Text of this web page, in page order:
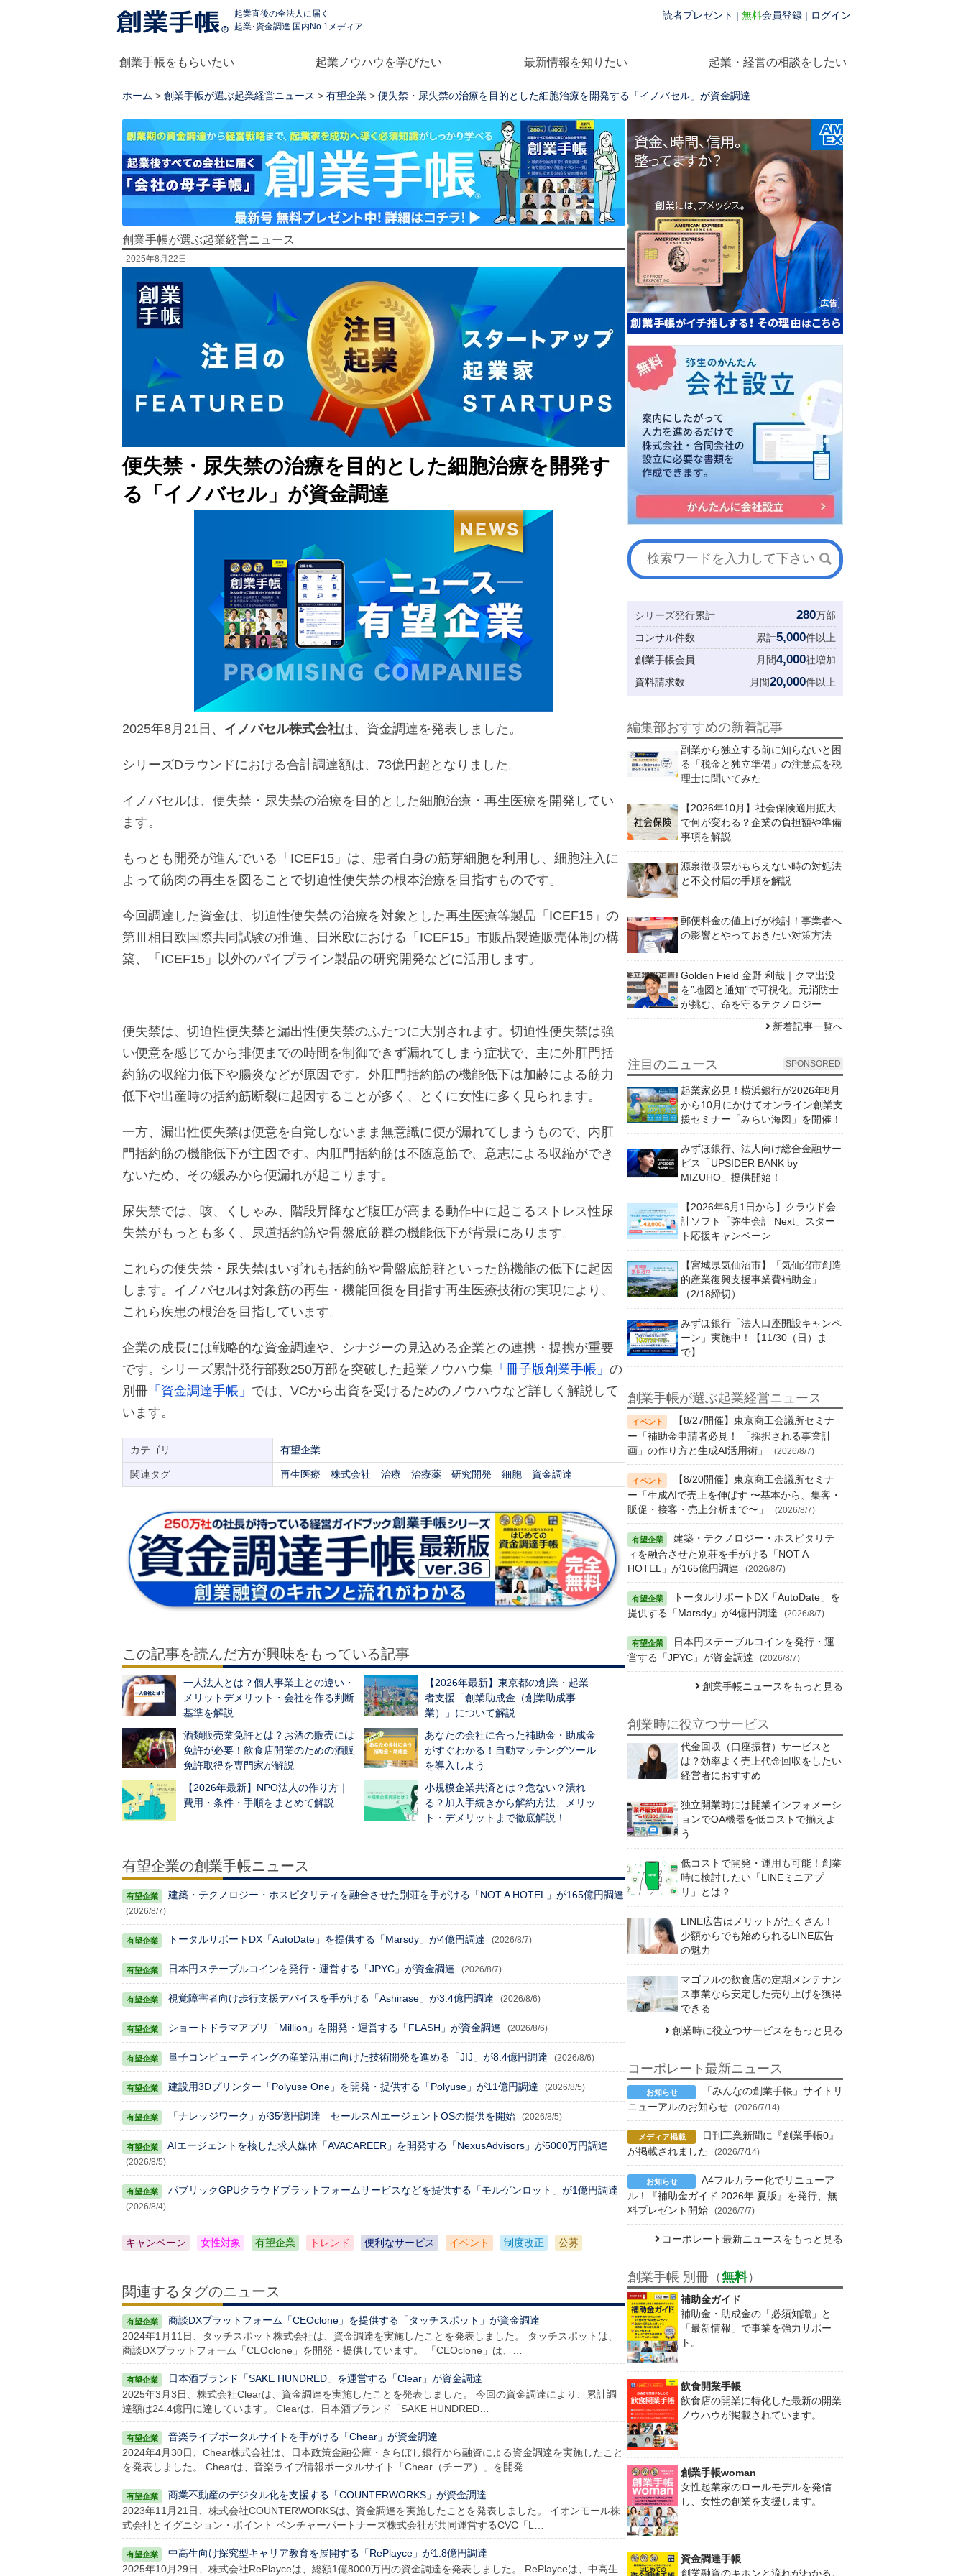
起業直後の全法人に届く
起業･資金調達 国内No.1メディア
読者プレゼント | 無料会員登録 | ログイン
創業手帳をもらいたい 起業ノウハウを学びたい 最新情報を知りたい 起業・経営の相談をしたい
ホーム > 創業手帳が選ぶ起業経営ニュース > 有望企業 > 便失禁・尿失禁の治療を目的とした細胞治療を開発する「イノバセル」が資金調達
創業手帳が選ぶ起業経営ニュース
2025年8月22日
便失禁・尿失禁の治療を目的とした細胞治療を開発す
る「イノバセル」が資金調達
2025年8月21日、 イノバセル株式会社は、資金調達を発表しました。
シリーズDラウンドにおける合計調達額は、73億円超となりました。
イノバセルは、便失禁・尿失禁の治療を目的とした細胞治療・再生医療を開発してい
ます。
もっとも開発が進んでいる「ICEF15」は、患者自身の筋芽細胞を利用し、細胞注入に
よって筋肉の再生を図ることで切迫性便失禁の根本治療を目指すものです。
今回調達した資金は、切迫性便失禁の治療を対象とした再生医療等製品「ICEF15」の
第Ⅲ相日欧国際共同試験の推進、日米欧における「ICEF15」市販品製造販売体制の構
築、「ICEF15」以外のパイプライン製品の研究開発などに活用します。
便失禁は、切迫性便失禁と漏出性便失禁のふたつに大別されます。切迫性便失禁は強
い便意を感じてから排便までの時間を制御できず漏れてしまう症状で、主に外肛門括
約筋の収縮力低下や腸炎などが原因です。外肛門括約筋の機能低下は加齢による筋力
低下や出産時の括約筋断裂に起因することが多く、とくに女性に多く見られます。
一方、漏出性便失禁は便意を自覚しないまま無意識に便が漏れてしまうもので、内肛
門括約筋の機能低下が主因です。内肛門括約筋は不随意筋で、意志による収縮ができ
ないため、その緩みから便漏れが起こります。
尿失禁では、咳、くしゃみ、階段昇降など腹圧が高まる動作中に起こるストレス性尿
失禁がもっとも多く、尿道括約筋や骨盤底筋群の機能低下が背景にあります。
これらの便失禁・尿失禁はいずれも括約筋や骨盤底筋群といった筋機能の低下に起因
します。イノバセルは対象筋の再生・機能回復を目指す再生医療技術の実現により、
これら疾患の根治を目指しています。
企業の成長には戦略的な資金調達や、シナジーの見込める企業との連携・提携が重要
です。シリーズ累計発行部数250万部を突破した起業ノウハウ集 「冊子版創業手帳」 の
別冊 「資金調達手帳」 では、VCから出資を受けるためのノウハウなど詳しく解説して
います。
カテゴリ 有望企業
関連タグ 再生医療 株式会社 治療 治療薬 研究開発 細胞 資金調達
この記事を読んだ方が興味をもっている記事
一人法人とは？個人事業主との違い・
メリットデメリット・会社を作る判断
基準を解説
【2026年最新】東京都の創業・起業
者支援「創業助成金（創業助成事
業）」について解説
酒類販売業免許とは？お酒の販売には
免許が必要！飲食店開業のための酒販
免許取得を専門家が解説
あなたの会社に合った補助金・助成金
がすぐわかる！自動マッチングツール
を導入しよう
【2026年最新】NPO法人の作り方｜
費用・条件・手順をまとめて解説
小規模企業共済とは？危ない？潰れ
る？加入手続きから解約方法、メリッ
ト・デメリットまで徹底解説！
有望企業の創業手帳ニュース
建築・テクノロジー・ホスピタリティを融合させた別荘を手がける「NOT A HOTEL」が165億円調達
(2026/8/7)
トータルサポートDX「AutoDate」を提供する「Marsdy」が4億円調達 (2026/8/7)
日本円ステーブルコインを発行・運営する「JPYC」が資金調達 (2026/8/7)
視覚障害者向け歩行支援デバイスを手がける「Ashirase」が3.4億円調達 (2026/8/6)
ショートドラマアプリ「Million」を開発・運営する「FLASH」が資金調達 (2026/8/6)
量子コンピューティングの産業活用に向けた技術開発を進める「JIJ」が8.4億円調達 (2026/8/6)
建設用3Dプリンター「Polyuse One」を開発・提供する「Polyuse」が11億円調達 (2026/8/5)
「ナレッジワーク」が35億円調達 セールスAIエージェントOSの提供を開始 (2026/8/5)
AIエージェントを核した求人媒体「AVACAREER」を開発する「NexusAdvisors」が5000万円調達
(2026/8/5)
パブリックGPUクラウドプラットフォームサービスなどを提供する「モルゲンロット」が1億円調達
(2026/8/4)
キャンペーン 女性対象 有望企業 トレンド 便利なサービス イベント 制度改正 公募
関連するタグのニュース
商談DXプラットフォーム「CEOclone」を提供する「タッチスポット」が資金調達
2024年1月11日、タッチスポット株式会社は、資金調達を実施したことを発表しました。 タッチスポットは、
商談DXプラットフォーム「CEOclone」を開発・提供しています。 「CEOclone」は、…
日本酒ブランド「SAKE HUNDRED」を運営する「Clear」が資金調達
2025年3月3日、株式会社Clearは、資金調達を実施したことを発表しました。 今回の資金調達により、累計調
達額は24.4億円に達しています。 Clearは、日本酒ブランド「SAKE HUNDRED…
音楽ライブポータルサイトを手がける「Chear」が資金調達
2024年4月30日、Chear株式会社は、日本政策金融公庫・きらぼし銀行から融資による資金調達を実施したこと
を発表しました。 Chearは、音楽ライブ情報ポータルサイト「Chear（チーア）」を開発…
商業不動産のデジタル化を支援する「COUNTERWORKS」が資金調達
2023年11月21日、株式会社COUNTERWORKSは、資金調達を実施したことを発表しました。 イオンモール株
式会社とイグニション・ポイント ベンチャーパートナーズ株式会社が共同運営するCVC「L…
中高生向け探究型キャリア教育を展開する「RePlayce」が1.8億円調達
2025年10月29日、株式会社RePlayceは、総額1億8000万円の資金調達を発表しました。 RePlayceは、中高生
シリーズ発行累計 280万部
コンサル件数
累計5,000件以上
創業手帳会員
月間4,000社増加
資料請求数
月間20,000件以上
編集部おすすめの新着記事
副業から独立する前に知らないと困
る「税金と独立準備」の注意点を税
理士に聞いてみた
【2026年10月】社会保険適用拡大
で何が変わる？企業の負担額や準備
事項を解説
源泉徴収票がもらえない時の対処法
と不交付届の手順を解説
郵便料金の値上げが検討！事業者へ
の影響とやっておきたい対策方法
Golden Field 金野 利哉｜クマ出没
を”地図と通知”で可視化。元消防士
が挑む、命を守るテクノロジー
新着記事一覧へ
注目のニュース SPONSORED
起業家必見！横浜銀行が2026年8月
から10月にかけてオンライン創業支
援セミナー「みらい海図」を開催！
みずほ銀行、法人向け総合金融サー
ビス「UPSIDER BANK by
MIZUHO」提供開始！
【2026年6月1日から】クラウド会
計ソフト「弥生会計 Next」スター
ト応援キャンペーン
【宮城県気仙沼市】「気仙沼市創造
的産業復興支援事業費補助金」
（2/18締切）
みずほ銀行「法人口座開設キャンペ
ーン」実施中！【11/30（日）ま
で】
創業手帳が選ぶ起業経営ニュース
【8/27開催】東京商工会議所セミナ
ー「補助金申請者必見！ 「採択される事業計
画」の作り方と生成AI活用術」
(2026/8/7)
【8/20開催】東京商工会議所セミナ
ー「生成AIで売上を伸ばす 〜基本から、集客・
販促・接客・売上分析まで〜」
(2026/8/7)
建築・テクノロジー・ホスピタリテ
ィを融合させた別荘を手がける「NOT A
HOTEL」が165億円調達
(2026/8/7)
トータルサポートDX「AutoDate」を
提供する「Marsdy」が4億円調達
(2026/8/7)
日本円ステーブルコインを発行・運
営する「JPYC」が資金調達
(2026/8/7)
創業手帳ニュースをもっと見る
創業時に役立つサービス
代金回収（口座振替）サービスと
は？効率よく売上代金回収をしたい
経営者におすすめ
独立開業時には開業インフォメーシ
ョンでOA機器を低コストで揃えよ
う
低コストで開発・運用も可能！創業
時に検討したい「LINEミニアプ
リ」とは？
LINE広告はメリットがたくさん！
少額からでも始められるLINE広告
の魅力
マゴフルの飲食店の定期メンテナン
ス事業なら安定した売り上げを獲得
できる
創業時に役立つサービスをもっと見る
コーポレート最新ニュース
「みんなの創業手帳」サイトリ
ニューアルのお知らせ
(2026/7/14)
日刊工業新聞に『創業手帳0』
が掲載されました
(2026/7/14)
A4フルカラー化でリニューア
ル！『補助金ガイド 2026年 夏版』を発行、無
料プレゼント開始
(2026/7/7)
コーポレート最新ニュースをもっと見る
創業手帳 別冊（無料）
補助金ガイド
補助金・助成金の「必須知識」と
「最新情報」で事業を強力サポー
ト。
飲食開業手帳
飲食店の開業に特化した最新の開業
ノウハウが掲載されています。
創業手帳woman
女性起業家のロールモデルを発信
し、女性の創業を支援します。
資金調達手帳
創業融資のキホンと流れがわかる。